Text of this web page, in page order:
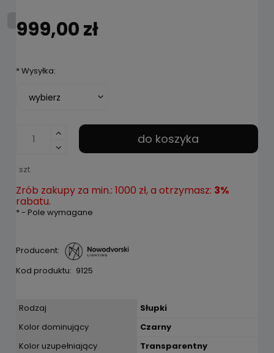
999,00 zł
*Wysyłka:
szt.
do koszyka
Zrób zakupy za min.: 1000 zł, a otrzymasz: 3%
rabatu.
*- Pole wymagane
Producent:
Kod produktu: 9125
Rodzaj
Słupki
Kolor dominujący
Czarny
Kolor uzupełniający
Transparentny